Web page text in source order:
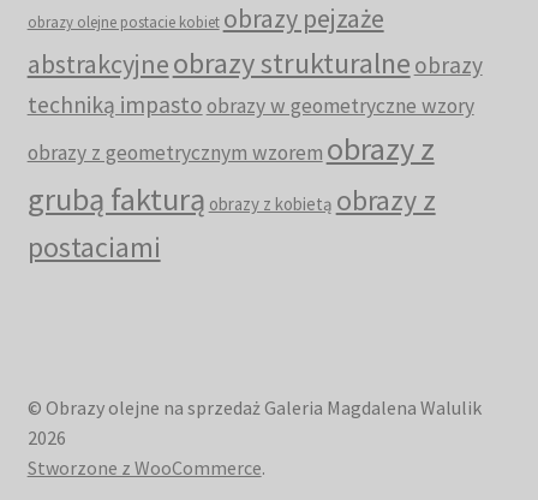
obrazy olejne postacie kobiet obrazy pejzaże
abstrakcyjneobrazy strukturalne obrazy
techniką impastoobrazy w geometryczne wzory
obrazy z geometrycznym wzorem obrazy z
grubą fakturą obrazy z kobietą obrazy z
postaciami
© Obrazy olejne na sprzedaż Galeria Magdalena Walulik
2026
Stworzone z WooCommerce.